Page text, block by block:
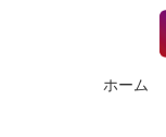
ホーム